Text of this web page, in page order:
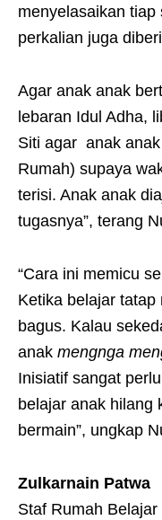
menyelasaikan
perkalian juga
Agar anak anak
lebaran Idul Adha,
Siti agar anak
Rumah) supaya
terisi. Anak anak
tugasnya”, terang
“Cara ini memicu
Ketika belajar
bagus. Kalau
anak mengnga
Inisiatif sangat
belajar anak hilang
bermain”, ungkap
Zulkarnain Patwa
Staf Rumah